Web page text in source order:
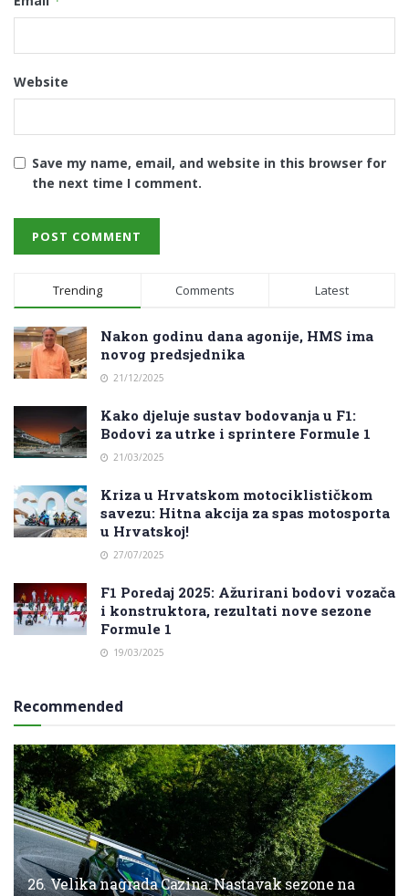
Website
Save my name, email, and website in this browser for
the next time I comment.
Trending Comments Latest
Nakon godinu dana agonije, HMS ima
novog predsjednika
21/12/2025
Kako djeluje sustav bodovanja u F1:
Bodovi za utrke i sprintere Formule 1
21/03/2025
Kriza u Hrvatskom motociklističkom
savezu: Hitna akcija za spas motosporta
u Hrvatskoj!
27/07/2025
F1 Poredaj 2025: Ažurirani bodovi vozača
i konstruktora, rezultati nove sezone
Formule 1
19/03/2025
Recommended
26. Velika nagrada Cazina: Nastavak sezone na